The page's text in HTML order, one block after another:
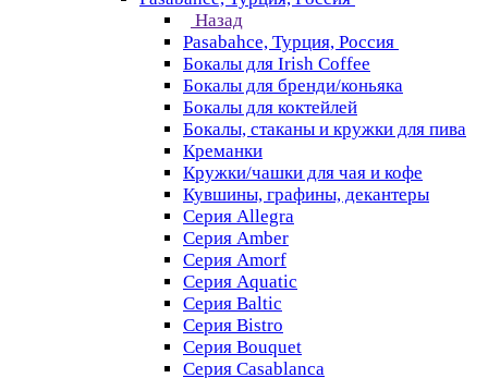
Назад
Pasabahce, Турция, Россия
Бокалы для Irish Coffee
Бокалы для бренди/коньяка
Бокалы для коктейлей
Бокалы, стаканы и кружки для пива
Креманки
Кружки/чашки для чая и кофе
Кувшины, графины, декантеры
Серия Allegra
Серия Amber
Серия Amorf
Серия Aquatic
Серия Baltic
Серия Bistro
Серия Bouquet
Серия Casablanсa